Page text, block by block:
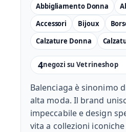
4negozi su Vetrineshop
Abbigliamento Donna
Accessori
Bijoux
Calzature Donna
Balenciaga è sinonimo
alta moda. Il brand
impeccabile e design
vita a collezioni